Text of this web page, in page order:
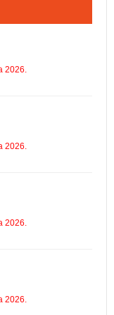
2026.
2026.
2026.
2026.